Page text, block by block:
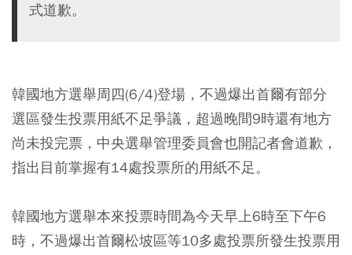
式道歉。
韓國地方選舉周四(6/4)登場，不過爆出首爾有部分
選區發生投票用紙不足爭議，超過晚間9時還有地方
尚未投完票，中央選舉管理委員會也開記者會道歉，
指出目前掌握有14處投票所的用紙不足。
韓國地方選舉本來投票時間為今天早上6時至下午6
時，不過爆出首爾松坡區等10多處投票所發生投票用